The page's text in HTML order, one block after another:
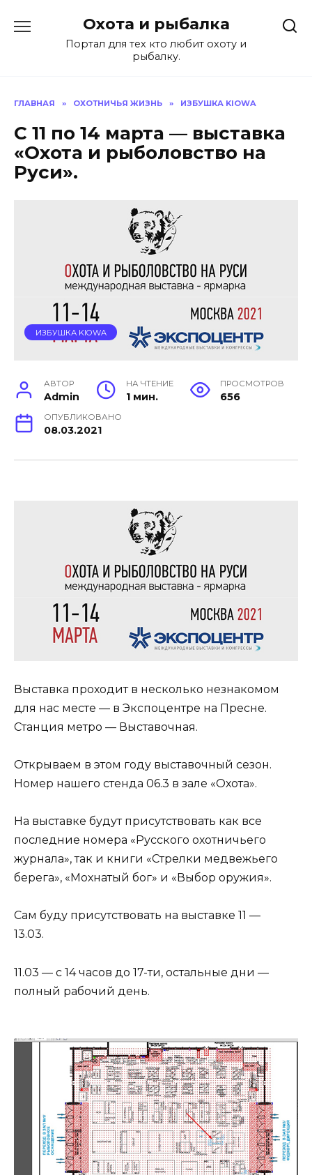
содержанию
Охота и рыбалка
Портал для тех кто любит охоту и
рыбалку.
ГЛАВНАЯ » ОХОТНИЧЬЯ ЖИЗНЬ » ИЗБУШКА KIOWA
С 11 по 14 марта — выставка
«Охота и рыболовство на
Руси».
ИЗБУШКА KIOWA
АВТОР
Admin
НА ЧТЕНИЕ
1 мин.
ПРОСМОТРОВ
656
ОПУБЛИКОВАНО
08.03.2021
Выставка проходит в несколько незнакомом
для нас месте — в Экспоцентре на Пресне.
Станция метро — Выставочная.
Открываем в этом году выставочный сезон.
Номер нашего стенда 06.3 в зале «Охота».
На выставке будут присутствовать как все
последние номера «Русского охотничьего
журнала», так и книги «Стрелки медвежьего
берега», «Мохнатый бог» и «Выбор оружия».
Сам буду присутствовать на выставке 11 —
13.03.
11.03 — с 14 часов до 17-ти, остальные дни —
полный рабочий день.